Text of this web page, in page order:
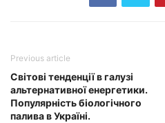
Previous article
Світові тенденції в галузі
альтернативної енергетики.
Популярність біологічного
палива в Україні.